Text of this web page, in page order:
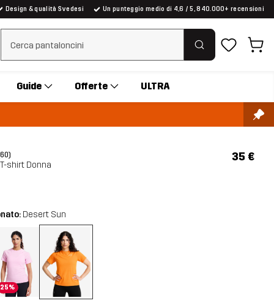
Design & qualità Svedesi Un punteggio medio di 4,6 / 5, 840.000+ recensioni
Cancella ricerca
Guide Offerte ULTRA
shirt Donna
35 €
Desert Sun
25%